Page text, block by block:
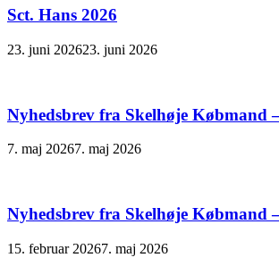
Sct. Hans 2026
23. juni 202623. juni 2026
Nyhedsbrev fra Skelhøje Købmand
7. maj 20267. maj 2026
Nyhedsbrev fra Skelhøje Købmand
15. februar 20267. maj 2026